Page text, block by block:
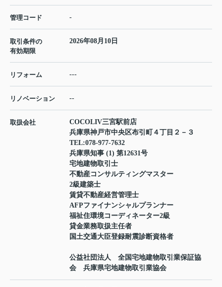
管理コード -
取引条件の
有効期限
2026年08月10日
リフォーム ---
リノベーション --
取扱会社
COCOLIV三宮駅前店
兵庫県神戸市中央区布引町４丁目２－３
TEL:078-977-7632
兵庫県知事 (1) 第12631号
宅地建物取引士
不動産コンサルティングマスター
2級建築士
賃貸不動産経営管理士
AFPファイナンシャルプランナー
福祉住環境コーディネーター2級
貸金業務取扱主任者
国土交通大臣登録耐震診断資格者
公益社団法人 全国宅地建物取引業保証協
会 兵庫県宅地建物取引業協会